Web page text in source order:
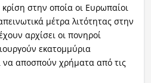
στην οποία οι Ευρωπαίοι
μέτρα λιτότητας στην
αρχίσει οι πονηροί
εκατομμύρια
να αποσπούν χρήματα από τις